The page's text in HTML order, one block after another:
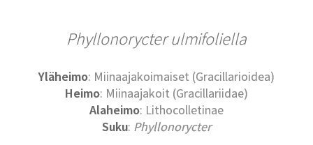
Phyllonorycter ulmifoliella
Yläheimo: Miinaajakoimaiset (Gracillarioidea)
Heimo: Miinaajakoit (Gracillariidae)
Alaheimo: Lithocolletinae
Suku: Phyllonorycter